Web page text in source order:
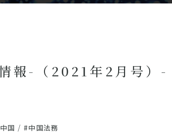
報-（2021年2月号）-
国 / #中国法務